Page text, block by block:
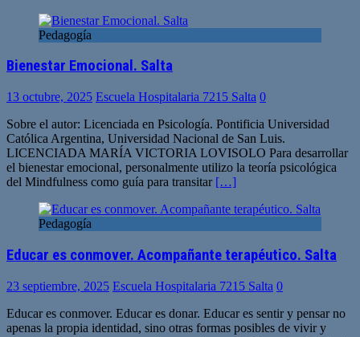
Pedagogía
Bienestar Emocional. Salta
13 octubre, 2025 Escuela Hospitalaria 7215 Salta 0
Sobre el autor: Licenciada en Psicología. Pontificia Universidad
Católica Argentina, Universidad Nacional de San Luis.
LICENCIADA MARÍA VICTORIA LOVISOLO Para desarrollar
el bienestar emocional, personalmente utilizo la teoría psicológica
del Mindfulness como guía para transitar […]
Pedagogía
Educar es conmover. Acompañante terapéutico. Salta
23 septiembre, 2025 Escuela Hospitalaria 7215 Salta 0
Educar es conmover. Educar es donar. Educar es sentir y pensar no
apenas la propia identidad, sino otras formas posibles de vivir y